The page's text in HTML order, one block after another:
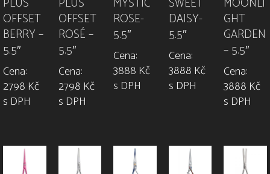
OFFSET
BERRY –
5.5″
Cena:
2798 Kč
s DPH
OFFSET
ROSÉ –
5.5″
Cena:
2798 Kč
s DPH
ROSE-
5.5″
Cena:
3888 Kč
s DPH
DAISY-
5.5″
Cena:
3888 Kč
s DPH
GHT
GARDEN
– 5.5″
Cena:
3888 Kč
s DPH